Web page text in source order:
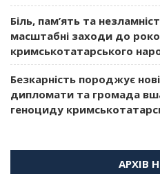
Біль, пам’ять та
масштабні заходи до
кримськотатарського
Безкарність породжує
дипломати та громада
геноциду
АРХІВ